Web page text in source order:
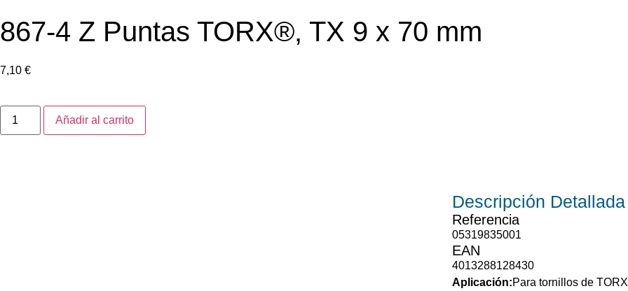
867-4 Z Puntas TORX®, TX 9 x 70 mm
7,10 €
Añadir al carrito
Descripción Detallada
Referencia
05319835001
EAN
4013288128430
Aplicación:Para tornillos de